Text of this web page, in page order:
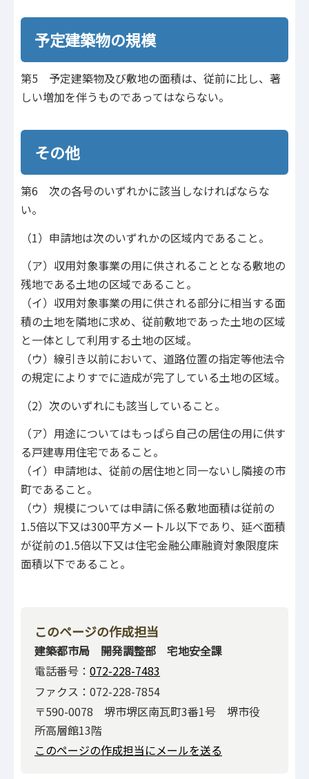
予定建築物の規模
第5 予定建築物及び敷地の面積は、従前に比し、著
しい増加を伴うものであってはならない。
その他
第6 次の各号のいずれかに該当しなければならな
い。
（1）申請地は次のいずれかの区域内であること。
（ア）収用対象事業の用に供されることとなる敷地の
残地である土地の区域であること。
（イ）収用対象事業の用に供される部分に相当する面
積の土地を隣地に求め、従前敷地であった土地の区域
と一体として利用する土地の区域。
（ウ）線引き以前において、道路位置の指定等他法令
の規定によりすでに造成が完了している土地の区域。
（2）次のいずれにも該当していること。
（ア）用途についてはもっぱら自己の居住の用に供す
る戸建専用住宅であること。
（イ）申請地は、従前の居住地と同一ないし隣接の市
町であること。
（ウ）規模については申請に係る敷地面積は従前の
1.5倍以下又は300平方メートル以下であり、延べ面積
が従前の1.5倍以下又は住宅金融公庫融資対象限度床
面積以下であること。
このページの作成担当
建築都市局 開発調整部 宅地安全課
電話番号： 072-228-7483
ファクス：072-228-7854
〒590-0078 堺市堺区南瓦町3番1号 堺市役
所高層館13階
このページの作成担当にメールを送る